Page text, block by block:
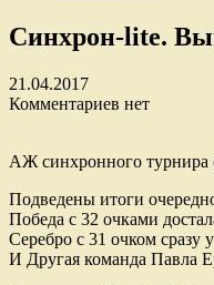
Синхрон-lite.
21.04.2017
Комментариев нет
АЖ синхронного
Подведены итоги
Победа с 32 очками
Серебро с 31 очком
И Другая команда Павла